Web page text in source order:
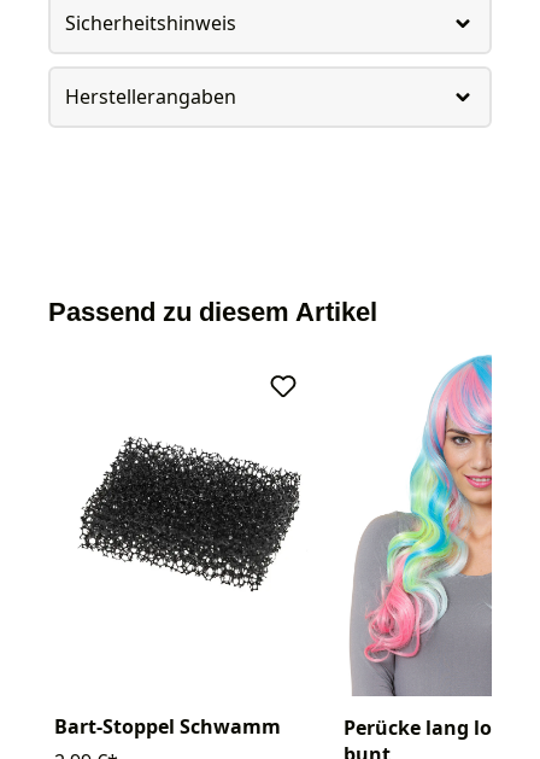
Sicherheitshinweis
Herstellerangaben
Passend zu diesem Artikel
Bart-Stoppel Schwamm
Perücke lang lockig